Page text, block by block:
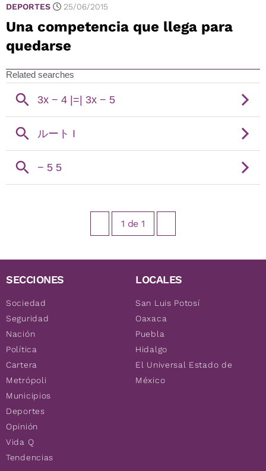
DEPORTES 25/06/2015
Una competencia que llega para
quedarse
1 de 1
SECCIONES
Sociedad
Seguridad
Nación
Política
Cartera
Metrópoli
Municipios
Deportes
Opinión
Vida Q
Tendencias
LOCALES
San Luis Potosí
Oaxaca
Puebla
Hidalgo
El Universal Estado de
México